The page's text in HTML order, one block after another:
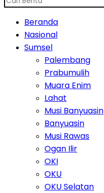
Beranda
Nasional
Sumsel
Palembang
Prabumulih
Muara Enim
Lahat
Musi Banyuasin
Banyuasin
Musi Rawas
Ogan Ilir
OKI
OKU
OKU Selatan